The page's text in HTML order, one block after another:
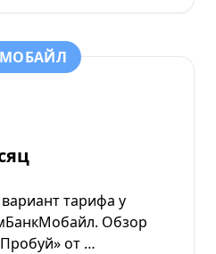
тарифа у
Обзор
от …